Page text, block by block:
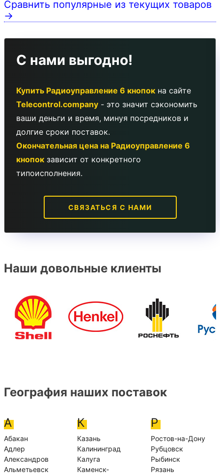
Сравнить популярные из текущих товаров
→
С нами выгодно!
Купить Радиоуправление 6 кнопок на сайте
Telecontrol.company - это значит сэкономить
ваши деньги и время, минуя посредников и
долгие сроки поставок.
Окончательная цена на Радиоуправление 6
кнопок зависит от конкретного
типоисполнения.
СВЯЗАТЬСЯ С НАМИ
Наши довольные клиенты
География наших поставок
А
Абакан
Адлер
Александров
Альметьевск
К
Казань
Калининград
Калуга
Каменск-
Р
Ростов-на-Дону
Рубцовск
Рыбинск
Рязань